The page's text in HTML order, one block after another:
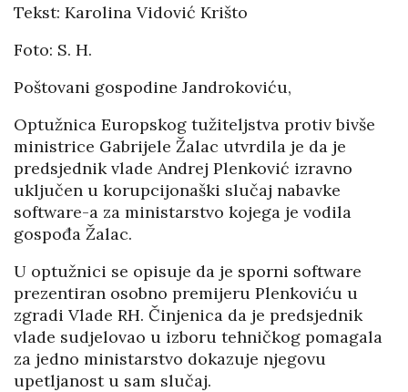
Tekst: Karolina Vidović Krišto
Foto: S. H.
Poštovani gospodine Jandrokoviću,
Optužnica Europskog tužiteljstva protiv bivše
ministrice Gabrijele Žalac utvrdila je da je
predsjednik vlade Andrej Plenković izravno
uključen u korupcijonaški slučaj nabavke
software-a za ministarstvo kojega je vodila
gospođa Žalac.
U optužnici se opisuje da je sporni software
prezentiran osobno premijeru Plenkoviću u
zgradi Vlade RH. Činjenica da je predsjednik
vlade sudjelovao u izboru tehničkog pomagala
za jedno ministarstvo dokazuje njegovu
upetljanost u sam slučaj.